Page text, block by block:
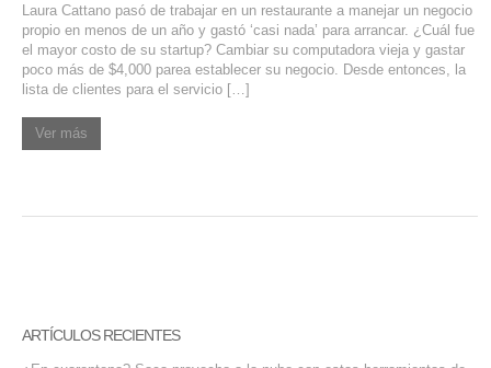
PAGINA WEB CON MANEJADOR DE CONTENIDOS
PAGINA WEB CON CATÁLOGO DE PRODUCTOS
PAGINAS WEB A MEDIDA
Laura Cattano pasó de trabajar en un restaurante a manejar un negocio
propio en menos de un año y gastó ‘casi nada’ para arrancar. ¿Cuál fue
el mayor costo de su startup? Cambiar su computadora vieja y gastar
poco más de $4,000 parea establecer su negocio. Desde entonces, la
lista de clientes para el servicio […]
Ver más
ARTÍCULOS RECIENTES